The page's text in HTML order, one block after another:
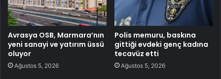
Avrasya OSB, Marmara’nın
yeni sanayi ve yatırım üssü
oluyor
Ağustos 5, 2026
Polis memuru, baskına
gittiği evdeki genç kadına
tecavüz etti
Ağustos 5, 2026